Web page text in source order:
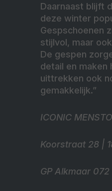
Daarnaast blijft
deze winter
Gespschoenen
stijlvol, maar
De gespen
detail en maken
uittrekken ook
gemakkelijk.”
ICONIC
Koorstraat 28 |
GP Alkmaar 072